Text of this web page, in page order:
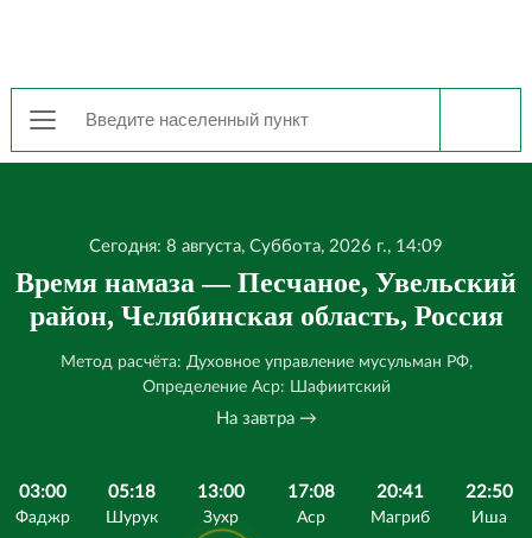
Сегодня: 8 августа, Суббота, 2026 г., 14:09
Время намаза — Песчаное, Увельский
район, Челябинская область, Россия
Метод расчёта: Духовное управление мусульман РФ,
Определение Аср: Шафиитский
На завтра →
03:00
Фаджр
05:18
Шурук
13:00
Зухр
17:08
Аср
20:41
Магриб
22:50
Иша